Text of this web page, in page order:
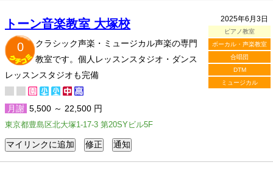
2025年6月3日
ピアノ教室
ボーカル・声楽教室
合唱団
DTM
ミュージカル
トーン音楽教室 大塚校
0
クラシック声楽・ミュージカル声楽の専門
教室です。個人レッスンスタジオ・ダンス
レッスンスタジオも完備
月謝 5,500 ～ 22,500 円
東京都豊島区北大塚1-17-3 第20SYビル5F